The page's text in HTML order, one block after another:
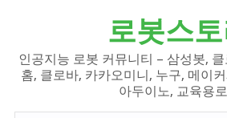
로봇스
인공지능 로봇 커뮤니티 – 삼성봇,
홈, 클로바, 카카오미니, 누구, 메이
아두이노, 교육용